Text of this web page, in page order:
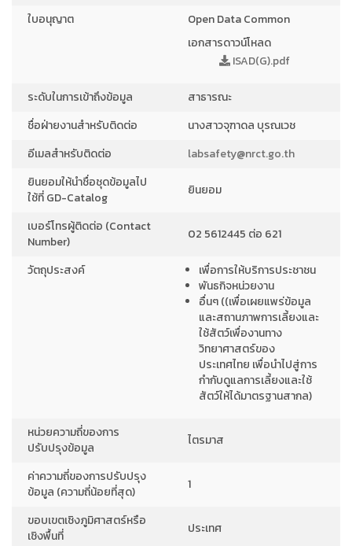
ใบอนุญาต
Open Data Common
เอกสารดาวน์โหลด
ISAD(G).pdf
ระดับในการเข้าถึงข้อมูล
สาธารณะ
ชื่อฝ่ายงานสำหรับติดต่อ
นางสาวจุฑาดล บุรณเวช
อีเมลสำหรับติดต่อ
labsafety@nrct.go.th
ยินยอมให้นำชื่อชุดข้อมูลไป
ใช้ที่ GD-Catalog
ยินยอม
เบอร์โทรผู้ติดต่อ (Contact
Number)
02 5612445 ต่อ 621
วัตถุประสงค์
เพื่อการให้บริการประชาชน
พันธกิจหน่วยงาน
อื่นๆ ((เพื่อเผยแพร่ข้อมูล
และสถานภาพการเลี้ยงและ
ใช้สัตว์เพื่องานทาง
วิทยาศาสตร์ของ
ประเทศไทย เพื่อนำไปสู่การ
กำกับดูแลการเลี้ยงและใช้
สัตว์ให้ได้มาตรฐานสากล)
หน่วยความถี่ของการ
ปรับปรุงข้อมูล
ไตรมาส
ค่าความถี่ของการปรับปรุง
ข้อมูล (ความถี่น้อยที่สุด)
1
ขอบเขตเชิงภูมิศาสตร์หรือ
เชิงพื้นที่
ประเทศ